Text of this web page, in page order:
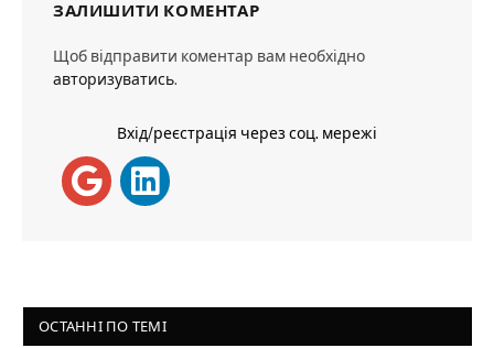
ЗАЛИШИТИ КОМЕНТАР
Щоб відправити коментар вам необхідно
авторизуватись.
Вхід/реєстрація через соц. мережі
ОСТАННІ ПО ТЕМІ